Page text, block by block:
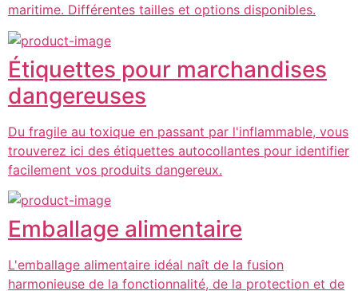
maritime. Différentes tailles et options disponibles.
Étiquettes pour marchandises
dangereuses
Du fragile au toxique en passant par l'inflammable, vous
trouverez ici des étiquettes autocollantes pour identifier
facilement vos produits dangereux.
Emballage alimentaire
L'emballage alimentaire idéal naît de la fusion
harmonieuse de la fonctionnalité, de la protection et de